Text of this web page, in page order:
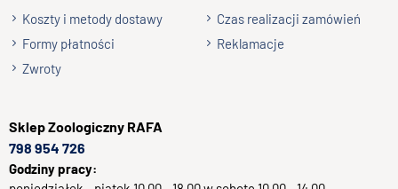
Koszty i metody dostawy
Czas realizacji zamówień
Formy płatności
Reklamacje
Zwroty
SklepZoologiczny RAFA
798 954 726
Godziny pracy: